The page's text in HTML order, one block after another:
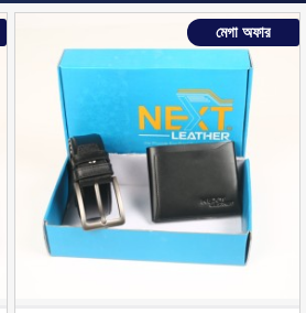
মেগা অফার